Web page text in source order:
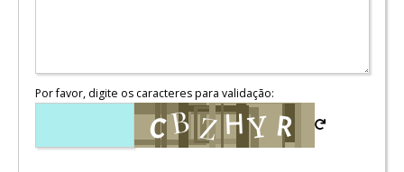
Por favor, digite os caracteres para validação: